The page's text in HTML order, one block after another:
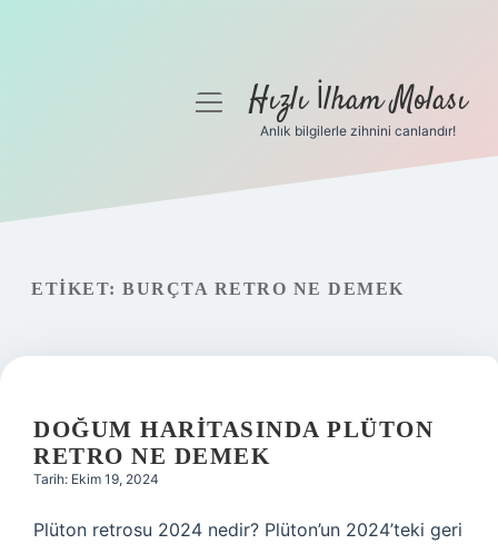
Gizlilik Politikası
menüyüHızlı İlham Molası
Anlık bilgilerle zihnini canlandır!
ETIKET: BURÇTA RETRO NE DEMEK
DOĞUM HARITASINDA PLÜTON
RETRO NE DEMEK
Tarih: Ekim 19, 2024
Plüton retrosu 2024 nedir? Plüton’un 2024’teki geri